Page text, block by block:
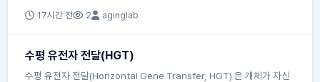
17시간 전 2 aginglab
수평 유전자 전달(HGT)
수평 유전자 전달(Horizontal Gene Transfer, HGT) 은 개체가 자신